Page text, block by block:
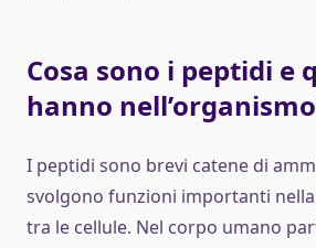
Cosa sono i peptidi e
hanno
I peptidi sono brevi catene di
svolgono funzioni importanti
tra le cellule. Nel corpo umano